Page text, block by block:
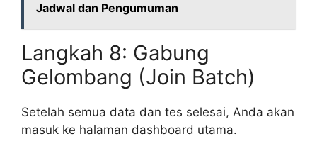
Jadwal dan Pengumuman
Langkah 8: Gabung
Gelombang (Join Batch)
Setelah semua data dan tes selesai, Anda akan
masuk ke halaman dashboard utama.